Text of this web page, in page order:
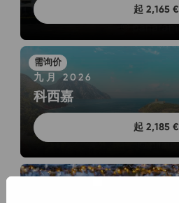
起 2,165 €
九月 2026
科西嘉
起 2,185 €